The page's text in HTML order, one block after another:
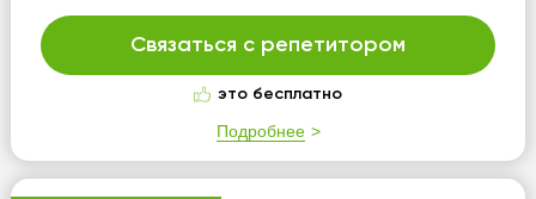
Связаться с репетитором
это бесплатно
Подробнее